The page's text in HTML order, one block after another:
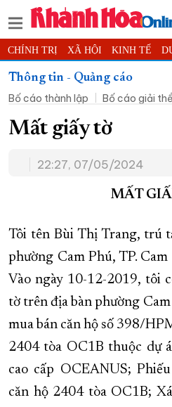
CHÍNH TRỊ XÃ HỘI KINH TẾ
THỂ THAO ĐỜI SỐNG TIN ĐỊA
KHOA HỌC - CÔNG NGHỆ PHÁP
THẾ GIỚI MULTIMEDIA
QUY HOẠCH TỈNH KHÁNH HÒA
TRƯỜNG SA BIỂN ĐẢO QUÊ HƯƠNG
XÂY DỰNG NÔNG THÔN MỚI
TÀU - XE - MÁY BAY
KỶ NIỆM 370 NĂM XÂY DỰNG VÀ
ĐẠI HỘI ĐẢNG CÁC CẤP TRANG
Thông tin - Quảng cáo
Bố cáo thành lập
Bố cáo giải thể
Mất giấy tờ
22:27, 07/05/2024
MẤT
Tôi tên Bùi Thị Trang, trú
phường Cam Phú, TP.
Vào ngày 10-12-2019, tôi
tờ trên địa bàn phường
mua bán căn hộ số 398/
2404 tòa OC1B thuộc dự
cao cấp OCEANUS;
căn hộ 2404 tòa OC1B;